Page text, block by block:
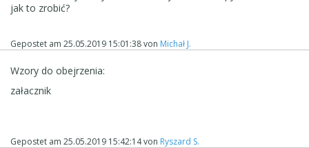
jak to zrobić?
Gepostet am 25.05.2019 15:01:38von Michał J.
Wzory do obejrzenia:
załacznik
Gepostet am 25.05.2019 15:42:14von Ryszard S.